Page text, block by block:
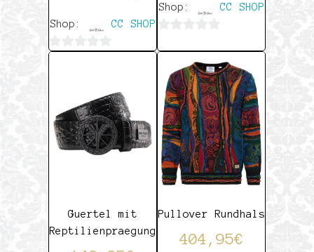
Shop: CC SHOP
0
Shop: CC SHOP
Guertel mit
Reptilienpraegung
Pullover Rundhals
404,95€